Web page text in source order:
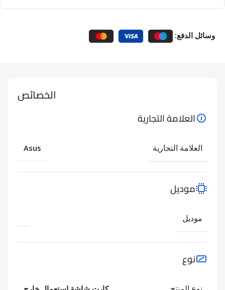
وسائل الدفع:
الخصائص
العلامة التجارية
العلامة التجارية Asus
موديل
موديل
نوع